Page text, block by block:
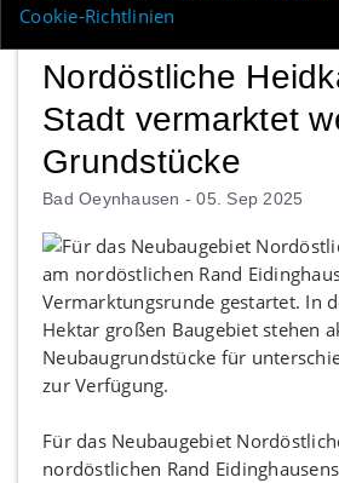
Cookie-Richtlinien
Nordöstliche
Stadt vermarktet
Grundstücke
Bad Oeynhausen -05. Sep 2025
Für das Neubaugebiet
nordöstlichen Rand